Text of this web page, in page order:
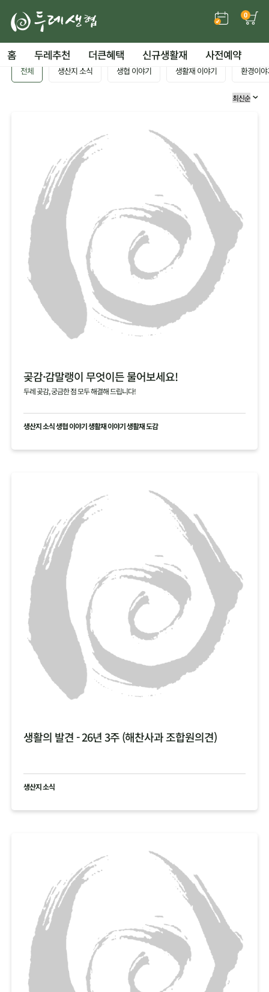
0
홈 두레추천 더큰혜택 신규생활재 사전예약
전체 생산지 소식 생협 이야기 생활재 이야기 환경이
곶감·감말랭이 무엇이든 물어보세요!
두레 곶감, 궁금한 점 모두 해결해 드립니다!
생산지 소식 생협 이야기 생활재 이야기 생활재 도감
생활의 발견 - 26년 3주 (해찬사과 조합원의견)
생산지 소식